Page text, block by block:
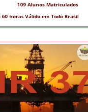
109 Alunos Matriculados
60 horas Válido em Todo Brasil